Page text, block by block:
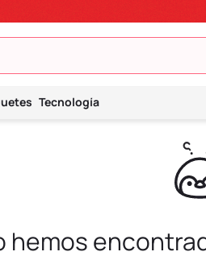
Tecnología
hemos